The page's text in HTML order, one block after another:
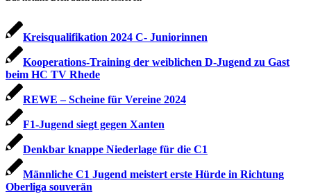
Kreisqualifikation 2024 C- Juniorinnen
Kooperations-Training der weiblichen D-Jugend zu Gast
beim HC TV Rhede
REWE – Scheine für Vereine 2024
F1-Jugend siegt gegen Xanten
Denkbar knappe Niederlage für die C1
Männliche C1 Jugend meistert erste Hürde in Richtung
Oberliga souverän